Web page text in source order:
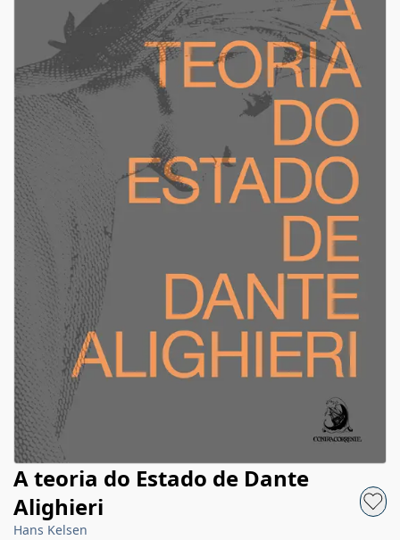
A teoria do Estado de Dante
Alighieri
Hans Kelsen